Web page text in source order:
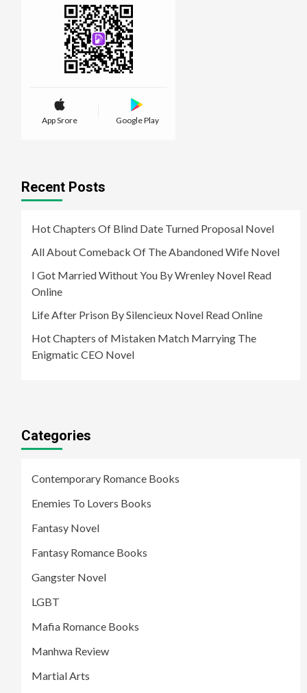
App Srore Google Play
Recent Posts
Hot Chapters Of Blind Date Turned Proposal Novel
All About Comeback Of The Abandoned Wife Novel
I Got Married Without You By Wrenley Novel Read
Online
Life After Prison By Silencieux Novel Read Online
Hot Chapters of Mistaken Match Marrying The
Enigmatic CEO Novel
Categories
Contemporary Romance Books
Enemies To Lovers Books
Fantasy Novel
Fantasy Romance Books
Gangster Novel
LGBT
Mafia Romance Books
Manhwa Review
Martial Arts